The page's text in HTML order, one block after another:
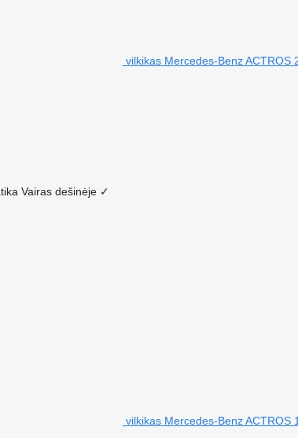
vilkikas Mercedes-Benz ACTROS
Vairas dešinėje ✓
vilkikas Mercedes-Benz ACTROS